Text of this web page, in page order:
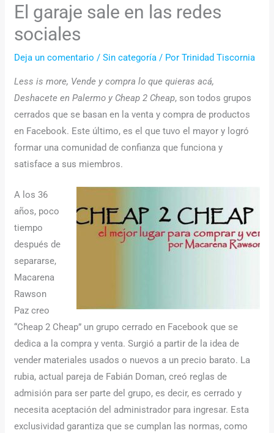
El garaje sale en las redes
sociales
Deja un comentario /Sin categoría / PorTrinidad Tiscornia
Less is more, Vende y compra lo que quieras acá,
Deshacete en Palermo y Cheap 2 Cheap, son todos grupos
cerrados que se basan en la venta y compra de productos
en Facebook. Este último, es el que tuvo el mayor y logró
formar una comunidad de confianza que funciona y
satisface a sus miembros.
A los 36
años, poco
tiempo
después de
separarse,
Macarena
Rawson
Paz creo
“Cheap 2 Cheap” un grupo cerrado en Facebook que se
dedica a la compra y venta. Surgió a partir de la idea de
vender materiales usados o nuevos a un precio barato. La
rubia, actual pareja de Fabián Doman, creó reglas de
admisión para ser parte del grupo, es decir, es cerrado y
necesita aceptación del administrador para ingresar. Esta
exclusividad garantiza que se cumplan las normas, como